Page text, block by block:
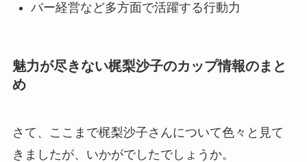
バー経営など多方面で活躍する行動力
魅力が尽きない梶梨沙子のカップ情報のまと
め
さて、ここまで梶梨沙子さんについて色々と見て
きましたが、いかがでしたでしょうか。